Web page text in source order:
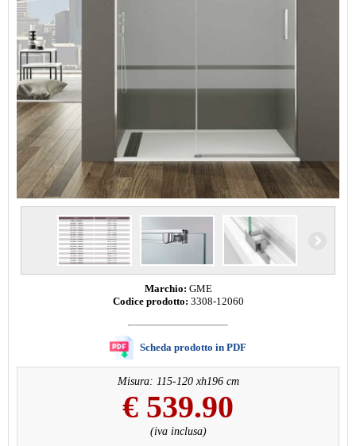
Marchio: GME
Codice prodotto: 3308-12060
Scheda prodotto in PDF
Misura: 115-120 xh196 cm
€ 539.90
(iva inclusa)